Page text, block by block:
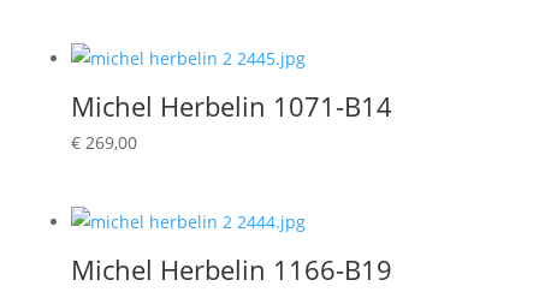
Michel Herbelin 1071-B14
€269,00
Michel Herbelin 1166-B19